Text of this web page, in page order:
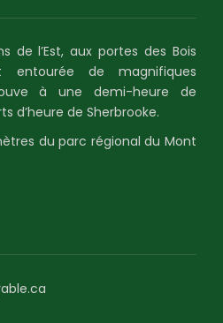
de l’Est, aux portes des Bois
entourée de magnifiques
à une demi-heure de
d’heure de Sherbrooke.
du parc régional du Mont